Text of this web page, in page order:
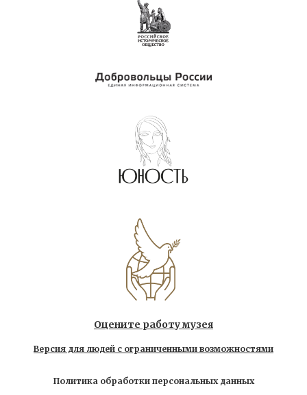
Оцените работу музея
Версия для людей с ограниченными возможностями
Политика обработки персональных данных